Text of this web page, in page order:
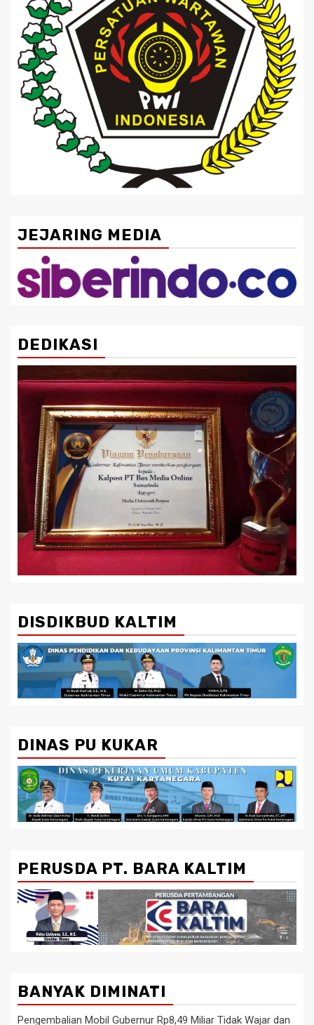
JEJARING MEDIA
DEDIKASI
DISDIKBUD KALTIM
DINAS PU KUKAR
PERUSDA PT. BARA KALTIM
BANYAK DIMINATI
Pengembalian Mobil Gubernur Rp8,49 Miliar Tidak Wajar dan